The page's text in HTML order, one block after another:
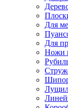
Для
Для
Ножи